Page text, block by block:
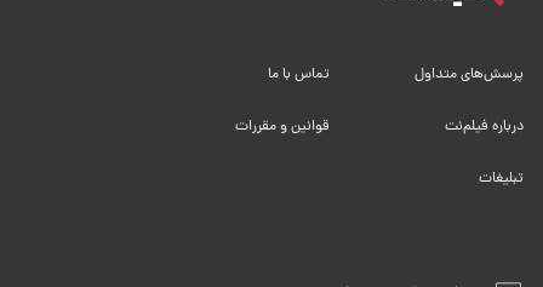
پرسش‌های متداول تماس با ما
درباره فیلم‌نت قوانین و مقررات
تبلیغات